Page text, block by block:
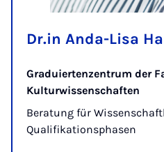
Dr.in Anda-Lisa
Graduiertenzentrum der
Kulturwissenschaften
Beratung für
Qualifikationsphasen